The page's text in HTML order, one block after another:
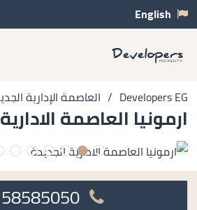
English
Developers EG
/ العاصمة الإدارية
ارمونيا العاصمة